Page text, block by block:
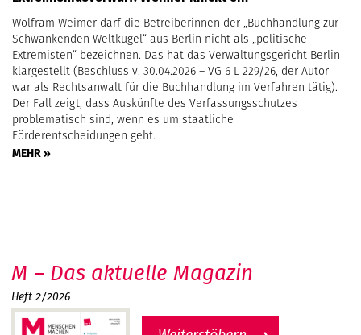
Wolfram Weimer darf die Betreiberinnen der „Buchhandlung zur
Schwankenden Weltkugel“ aus Berlin nicht als „politische
Extremisten“ bezeichnen. Das hat das Verwaltungsgericht Berlin
klargestellt (Beschluss v. 30.04.2026 – VG 6 L 229/26, der Autor
war als Rechtsanwalt für die Buchhandlung im Verfahren tätig).
Der Fall zeigt, dass Auskünfte des Verfassungsschutzes
problematisch sind, wenn es um staatliche
Förderentscheidungen geht.
MEHR »
M – Das aktuelle Magazin
Heft 2/2026